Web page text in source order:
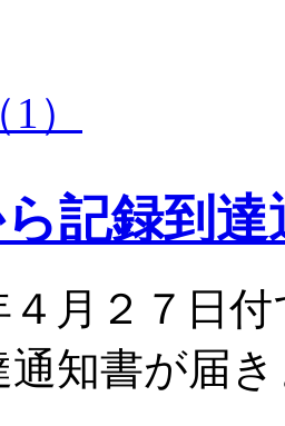
）
記録到
月２７日
通知書が届